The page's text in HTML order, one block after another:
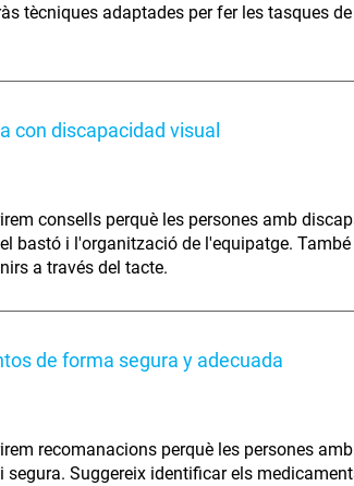
tècniques adaptades per fer les tasques
con discapacidad visual
consells perquè les persones amb
bastó i l'organització de l'equipatge.
a través del tacte.
de forma segura y adecuada
recomanacions perquè les persones
segura. Suggereix identificar els